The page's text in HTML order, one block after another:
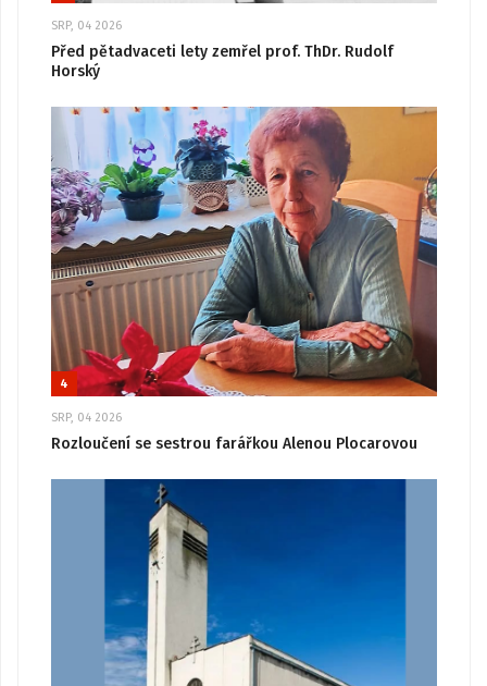
SRP, 04 2026
Před pětadvaceti lety zemřel prof. ThDr. Rudolf
Horský
4
SRP, 04 2026
Rozloučení se sestrou farářkou Alenou Plocarovou